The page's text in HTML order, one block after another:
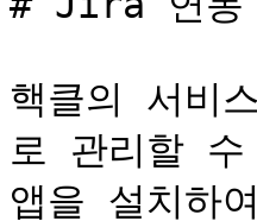
핵클의 서비
로 관리할
앱을 설치하